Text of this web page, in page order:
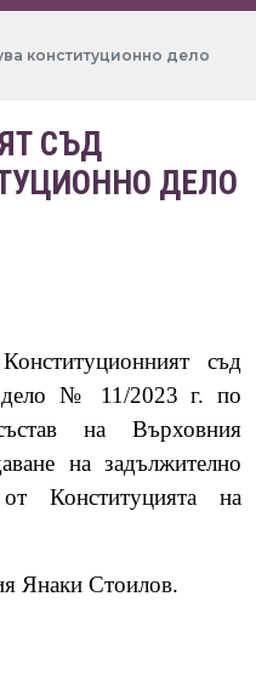
конституционно дело
СЪД
ДЕЛО
съд
дело № 11/2023 г. по
на Върховния
на задължително
Конституцията на
Янаки Стоилов.